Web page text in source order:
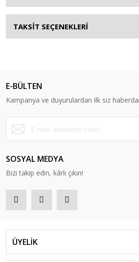
TAKSİT SEÇENEKLERİ
E-BÜLTEN
Kampanya ve duyurulardan ilk siz
SOSYAL MEDYA
Bizi takip edin, kârlı çıkın!
ÜYELİK